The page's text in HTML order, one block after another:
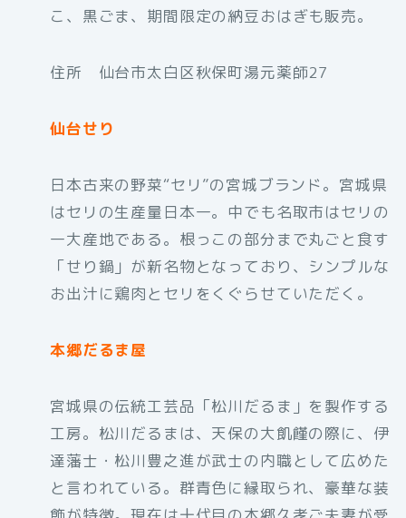
こ、黒ごま、期間限定の納豆おはぎも販売。
住所 仙台市太白区秋保町湯元薬師27
仙台せり
日本古来の野菜“セリ”の宮城ブランド。宮城県
はセリの生産量日本一。中でも名取市はセリの
一大産地である。根っこの部分まで丸ごと食す
「せり鍋」が新名物となっており、シンプルな
お出汁に鶏肉とセリをくぐらせていただく。
本郷だるま屋
宮城県の伝統工芸品「松川だるま」を製作する
工房。松川だるまは、天保の大飢饉の際に、伊
達藩士・松川豊之進が武士の内職として広めた
と言われている。群青色に縁取られ、豪華な装